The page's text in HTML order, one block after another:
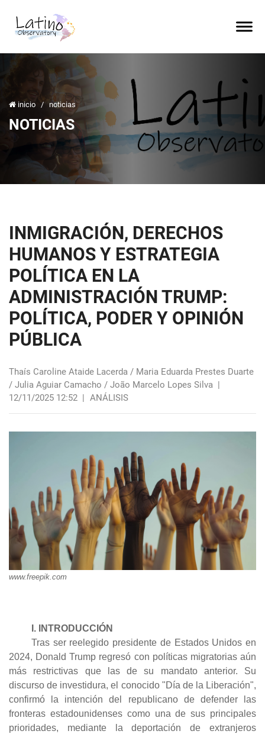
inicio / noticias
NOTICIAS
INMIGRACIÓN, DERECHOS
HUMANOS Y ESTRATEGIA
POLÍTICA EN LA
ADMINISTRACIÓN TRUMP:
POLÍTICA, PODER Y OPINIÓN
PÚBLICA
Thaís Caroline Ataide Lacerda / Maria Eduarda Prestes Duarte
/ Julia Aguiar Camacho / João Marcelo Lopes Silva |
12/11/2025 12:52 | ANÁLISIS
www.freepik.com
I. INTRODUCCIÓN
Tras ser reelegido presidente de Estados Unidos en
2024, Donald Trump regresó con políticas migratorias aún
más restrictivas que las de su mandato anterior. Su
discurso de investidura, el conocido "Día de la Liberación",
confirmó la intención del republicano de defender las
fronteras estadounidenses como una de sus principales
prioridades, mediante la deportación de extranjeros